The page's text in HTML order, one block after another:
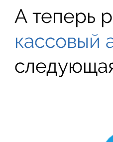
А теперь
кассовый